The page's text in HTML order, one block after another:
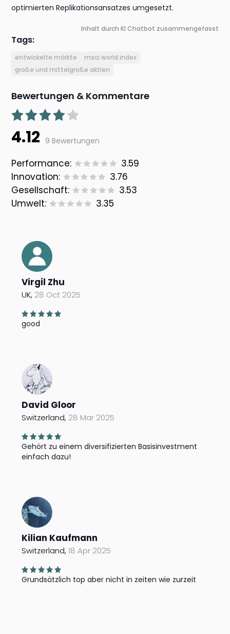
optimierten Replikationsansatzes umgesetzt.
Inhalt durch KI Chatbot zusammengefasst
Tags:
entwickelte märkte
msci world index
große und mittelgroße aktien
Bewertungen & Kommentare
4.12 9 Bewertungen
Performance:
3.59
Innovation:
3.76
Gesellschaft:
3.53
Umwelt:
3.35
Virgil Zhu
UK, 28 Oct 2025
good
David Gloor
Switzerland, 28 Mar 2025
Gehört zu einem diversifizierten Basisinvestment
einfach dazu!
Kilian Kaufmann
Switzerland,18 Apr 2025
Grundsätzlich top aber nicht in zeiten wie zurzeit